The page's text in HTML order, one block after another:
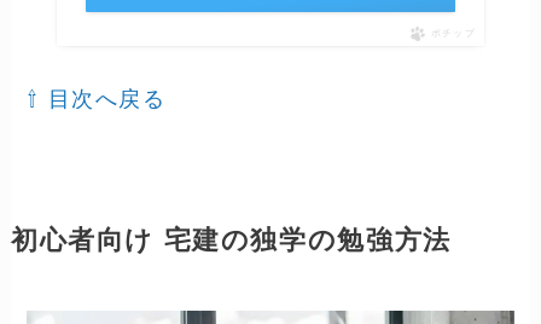
ポチップ
⇧ 目次へ戻る
初心者向け 宅建の独学の勉強方法